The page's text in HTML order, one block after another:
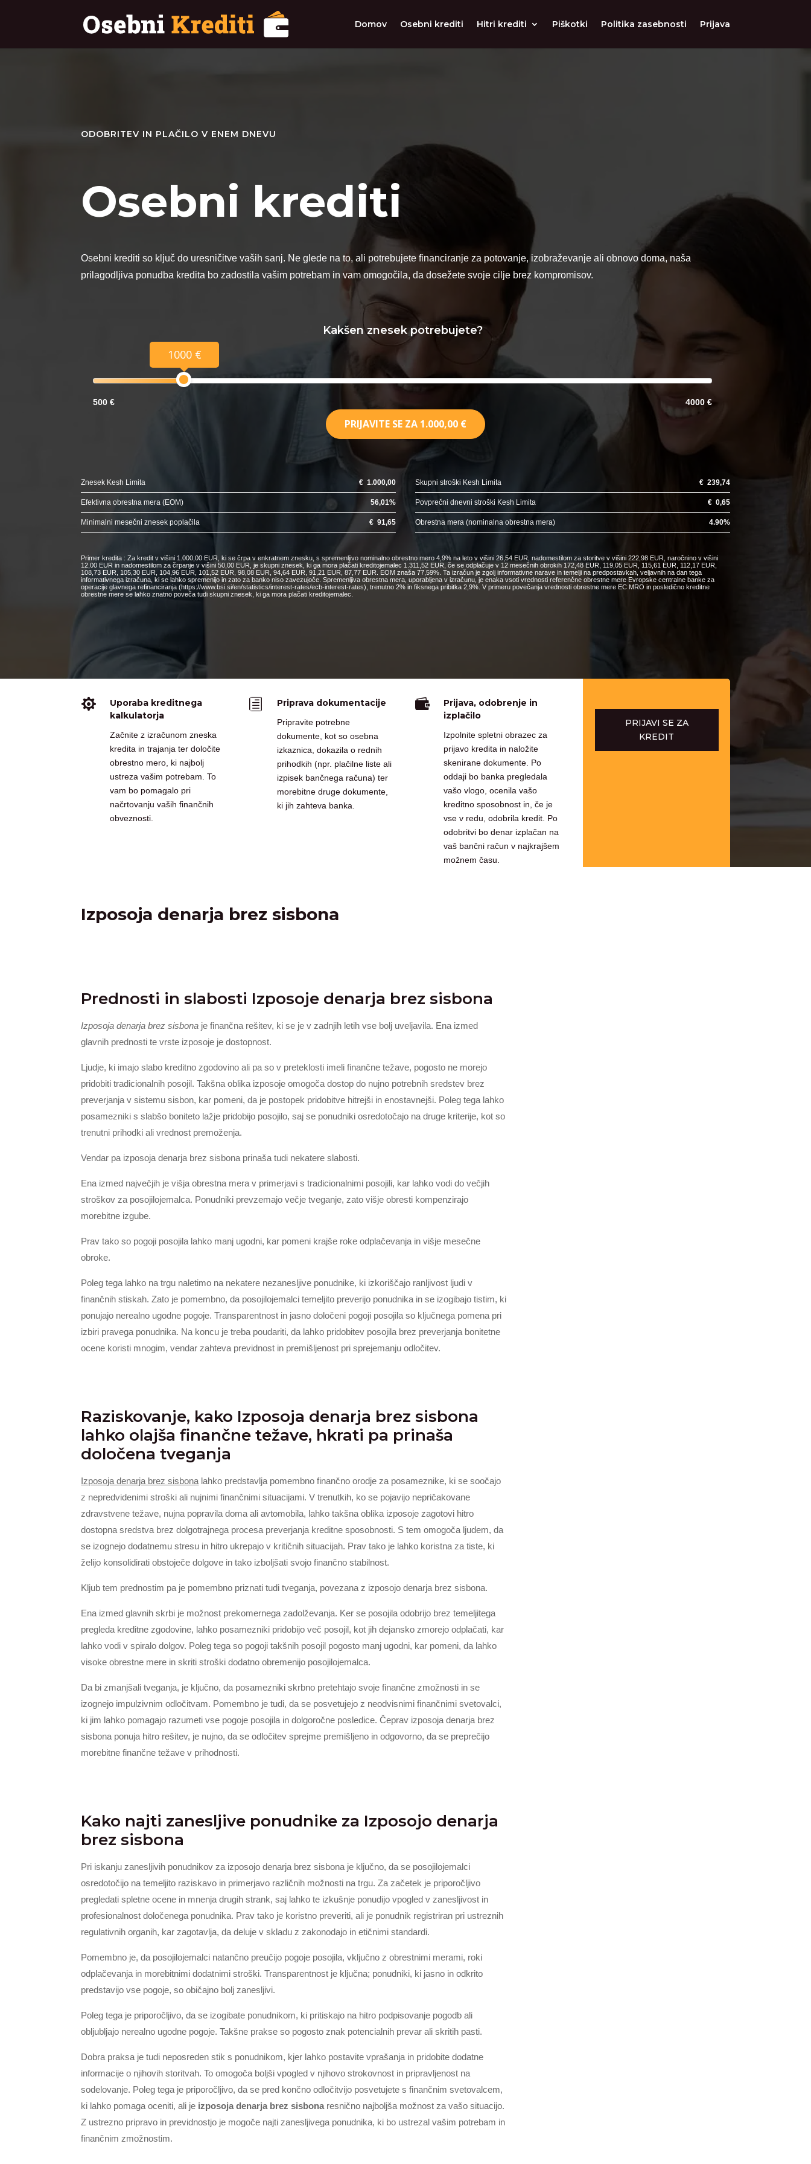
Domov Osebni krediti Hitri krediti Piškotki Politika zasebnosti Prijava
ODOBRITEV IN PLAČILO V ENEM DNEVU
Osebni krediti
Osebni krediti so ključ do uresničitve vaših sanj. Ne glede na to, ali potrebujete financiranje za potovanje, izobraževanje ali obnovo doma, naša
prilagodljiva ponudba kredita bo zadostila vašim potrebam in vam omogočila, da dosežete svoje cilje brez kompromisov.
Kakšen znesek potrebujete?
1000 €
500 € 4000 €
PRIJAVITE SE ZA 1.000,00 €
Znesek Kesh Limita € 1.000,00 Skupni stroški Kesh Limita € 239,74
Efektivna obrestna mera (EOM) 56,01% Povprečni dnevni stroški Kesh Limita € 0,65
Minimalni mesečni znesek poplačila € 91,65 Obrestna mera (nominalna obrestna mera) 4.90%
Primer kredita : Za kredit v višini 1.000,00 EUR, ki se črpa v enkratnem znesku, s spremenljivo nominalno obrestno mero 4,9% na leto v višini 26,54 EUR, nadomestilom za storitve v višini 222,98 EUR, naročnino v višini
12,00 EUR in nadomestilom za črpanje v višini 50,00 EUR, je skupni znesek, ki ga mora plačati kreditojemalec 1.311,52 EUR, če se odplačuje v 12 mesečnih obrokih 172,48 EUR, 119,05 EUR, 115,61 EUR, 112,17 EUR,
108,73 EUR, 105,30 EUR, 104,96 EUR, 101,52 EUR, 98,08 EUR, 94,64 EUR, 91,21 EUR, 87,77 EUR. EOM znaša 77,59%. Ta izračun je zgolj informativne narave in temelji na predpostavkah, veljavnih na dan tega
informativnega izračuna, ki se lahko spremenijo in zato za banko niso zavezujoče. Spremenljiva obrestna mera, uporabljena v izračunu, je enaka vsoti vrednosti referenčne obrestne mere Evropske centralne banke za
operacije glavnega refinanciranja (https://www.bsi.si/en/statistics/interest-rates/ecb-interest-rates), trenutno 2% in fiksnega pribitka 2,9%. V primeru povečanja vrednosti obrestne mere EC MRO in posledično kreditne
obrestne mere se lahko znatno poveča tudi skupni znesek, ki ga mora plačati kreditojemalec.

Uporaba kreditnega
kalkulatorja
Začnite z izračunom zneska
kredita in trajanja ter določite
obrestno mero, ki najbolj
ustreza vašim potrebam. To
vam bo pomagalo pri
načrtovanju vaših finančnih
obveznosti.
h Priprava dokumentacije
Pripravite potrebne
dokumente, kot so osebna
izkaznica, dokazila o rednih
prihodkih (npr. plačilne liste ali
izpisek bančnega računa) ter
morebitne druge dokumente,
ki jih zahteva banka.

Prijava, odobrenje in
izplačilo
Izpolnite spletni obrazec za
prijavo kredita in naložite
skenirane dokumente. Po
oddaji bo banka pregledala
vašo vlogo, ocenila vašo
kreditno sposobnost in, če je
vse v redu, odobrila kredit. Po
odobritvi bo denar izplačan na
vaš bančni račun v najkrajšem
možnem času.
PRIJAVI SE ZA
KREDIT
Izposoja denarja brez sisbona
Prednosti in slabosti Izposoje denarja brez sisbona
Izposoja denarja brez sisbona je finančna rešitev, ki se je v zadnjih letih vse bolj uveljavila. Ena izmed
glavnih prednosti te vrste izposoje je dostopnost.
Ljudje, ki imajo slabo kreditno zgodovino ali pa so v preteklosti imeli finančne težave, pogosto ne morejo
pridobiti tradicionalnih posojil. Takšna oblika izposoje omogoča dostop do nujno potrebnih sredstev brez
preverjanja v sistemu sisbon, kar pomeni, da je postopek pridobitve hitrejši in enostavnejši. Poleg tega lahko
posamezniki s slabšo boniteto lažje pridobijo posojilo, saj se ponudniki osredotočajo na druge kriterije, kot so
trenutni prihodki ali vrednost premoženja.
Vendar pa izposoja denarja brez sisbona prinaša tudi nekatere slabosti.
Ena izmed največjih je višja obrestna mera v primerjavi s tradicionalnimi posojili, kar lahko vodi do večjih
stroškov za posojilojemalca. Ponudniki prevzemajo večje tveganje, zato višje obresti kompenzirajo
morebitne izgube.
Prav tako so pogoji posojila lahko manj ugodni, kar pomeni krajše roke odplačevanja in višje mesečne
obroke.
Poleg tega lahko na trgu naletimo na nekatere nezanesljive ponudnike, ki izkoriščajo ranljivost ljudi v
finančnih stiskah. Zato je pomembno, da posojilojemalci temeljito preverijo ponudnika in se izogibajo tistim, ki
ponujajo nerealno ugodne pogoje. Transparentnost in jasno določeni pogoji posojila so ključnega pomena pri
izbiri pravega ponudnika. Na koncu je treba poudariti, da lahko pridobitev posojila brez preverjanja bonitetne
ocene koristi mnogim, vendar zahteva previdnost in premišljenost pri sprejemanju odločitev.
Raziskovanje, kako Izposoja denarja brez sisbona
lahko olajša finančne težave, hkrati pa prinaša
določena tveganja
Izposoja denarja brez sisbona lahko predstavlja pomembno finančno orodje za posameznike, ki se soočajo
z nepredvidenimi stroški ali nujnimi finančnimi situacijami. V trenutkih, ko se pojavijo nepričakovane
zdravstvene težave, nujna popravila doma ali avtomobila, lahko takšna oblika izposoje zagotovi hitro
dostopna sredstva brez dolgotrajnega procesa preverjanja kreditne sposobnosti. S tem omogoča ljudem, da
se izognejo dodatnemu stresu in hitro ukrepajo v kritičnih situacijah. Prav tako je lahko koristna za tiste, ki
želijo konsolidirati obstoječe dolgove in tako izboljšati svojo finančno stabilnost.
Kljub tem prednostim pa je pomembno priznati tudi tveganja, povezana z izposojo denarja brez sisbona.
Ena izmed glavnih skrbi je možnost prekomernega zadolževanja. Ker se posojila odobrijo brez temeljitega
pregleda kreditne zgodovine, lahko posamezniki pridobijo več posojil, kot jih dejansko zmorejo odplačati, kar
lahko vodi v spiralo dolgov. Poleg tega so pogoji takšnih posojil pogosto manj ugodni, kar pomeni, da lahko
visoke obrestne mere in skriti stroški dodatno obremenijo posojilojemalca.
Da bi zmanjšali tveganja, je ključno, da posamezniki skrbno pretehtajo svoje finančne zmožnosti in se
izognejo impulzivnim odločitvam. Pomembno je tudi, da se posvetujejo z neodvisnimi finančnimi svetovalci,
ki jim lahko pomagajo razumeti vse pogoje posojila in dolgoročne posledice. Čeprav izposoja denarja brez
sisbona ponuja hitro rešitev, je nujno, da se odločitev sprejme premišljeno in odgovorno, da se preprečijo
morebitne finančne težave v prihodnosti.
Kako najti zanesljive ponudnike za Izposojo denarja
brez sisbona
Pri iskanju zanesljivih ponudnikov za izposojo denarja brez sisbona je ključno, da se posojilojemalci
osredotočijo na temeljito raziskavo in primerjavo različnih možnosti na trgu. Za začetek je priporočljivo
pregledati spletne ocene in mnenja drugih strank, saj lahko te izkušnje ponudijo vpogled v zanesljivost in
profesionalnost določenega ponudnika. Prav tako je koristno preveriti, ali je ponudnik registriran pri ustreznih
regulativnih organih, kar zagotavlja, da deluje v skladu z zakonodajo in etičnimi standardi.
Pomembno je, da posojilojemalci natančno preučijo pogoje posojila, vključno z obrestnimi merami, roki
odplačevanja in morebitnimi dodatnimi stroški. Transparentnost je ključna; ponudniki, ki jasno in odkrito
predstavijo vse pogoje, so običajno bolj zanesljivi.
Poleg tega je priporočljivo, da se izogibate ponudnikom, ki pritiskajo na hitro podpisovanje pogodb ali
obljubljajo nerealno ugodne pogoje. Takšne prakse so pogosto znak potencialnih prevar ali skritih pasti.
Dobra praksa je tudi neposreden stik s ponudnikom, kjer lahko postavite vprašanja in pridobite dodatne
informacije o njihovih storitvah. To omogoča boljši vpogled v njihovo strokovnost in pripravljenost na
sodelovanje. Poleg tega je priporočljivo, da se pred končno odločitvijo posvetujete s finančnim svetovalcem,
ki lahko pomaga oceniti, ali je izposoja denarja brez sisbona resnično najboljša možnost za vašo situacijo.
Z ustrezno pripravo in previdnostjo je mogoče najti zanesljivega ponudnika, ki bo ustrezal vašim potrebam in
finančnim zmožnostim.